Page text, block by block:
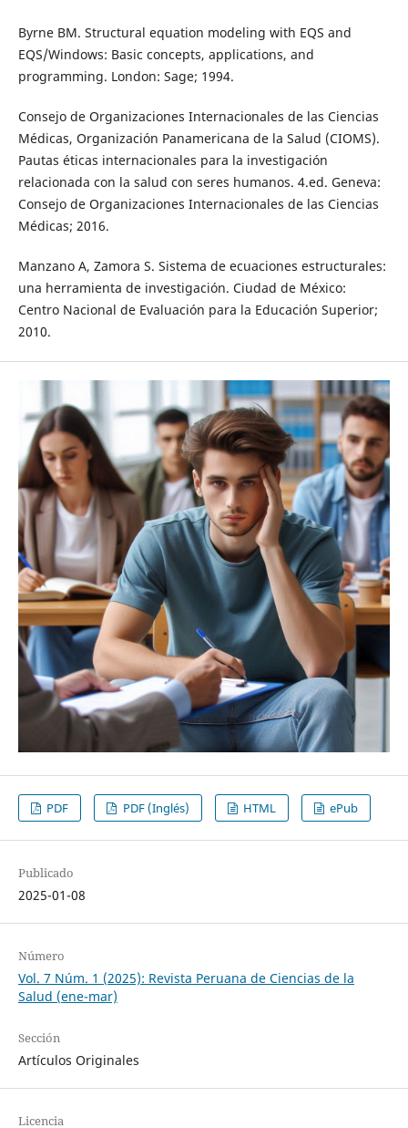
Byrne BM. Structural equation modeling with EQS and
EQS/Windows: Basic concepts, applications, and
programming. London: Sage; 1994.
Consejo de Organizaciones Internacionales de las Ciencias
Médicas, Organización Panamericana de la Salud (CIOMS).
Pautas éticas internacionales para la investigación
relacionada con la salud con seres humanos. 4.ed. Geneva:
Consejo de Organizaciones Internacionales de las Ciencias
Médicas; 2016.
Manzano A, Zamora S. Sistema de ecuaciones estructurales:
una herramienta de investigación. Ciudad de México:
Centro Nacional de Evaluación para la Educación Superior;
2010.
PDF PDF (Inglés) HTML ePub
Publicado
2025-01-08
Número
Vol. 7 Núm. 1 (2025): Revista Peruana de Ciencias de la
Salud (ene-mar)
Sección
Artículos Originales
Licencia